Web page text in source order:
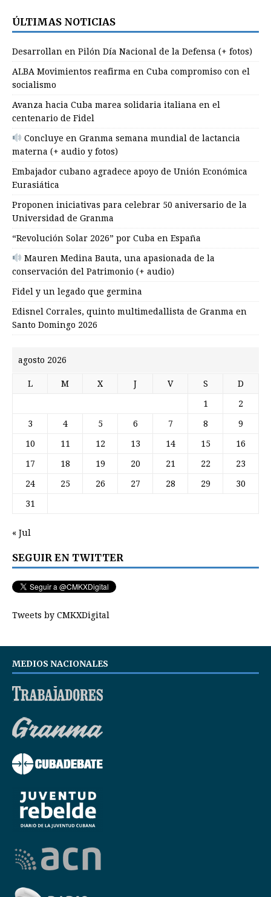
ÚLTIMAS NOTICIAS
Desarrollan en Pilón Día Nacional de la Defensa (+ fotos)
ALBA Movimientos reafirma en Cuba compromiso con el
socialismo
Avanza hacia Cuba marea solidaria italiana en el
centenario de Fidel
Concluye en Granma semana mundial de lactancia
materna (+ audio y fotos)
Embajador cubano agradece apoyo de Unión Económica
Eurasiática
Proponen iniciativas para celebrar 50 aniversario de la
Universidad de Granma
“Revolución Solar 2026” por Cuba en España
Mauren Medina Bauta, una apasionada de la
conservación del Patrimonio (+ audio)
Fidel y un legado que germina
Edisnel Corrales, quinto multimedallista de Granma en
Santo Domingo 2026
agosto 2026
L M X J V S D
1 2
3 4 5 6 7 8 9
10 11 12 13 14 15 16
17 18 19 20 21 22 23
24 25 26 27 28 29 30
31
« Jul
SEGUIR EN TWITTER
Tweets by CMKXDigital
MEDIOS NACIONALES